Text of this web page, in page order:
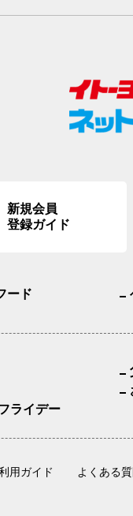
新規会員
登録ガイド
ード
ライデー
用ガイド よくある